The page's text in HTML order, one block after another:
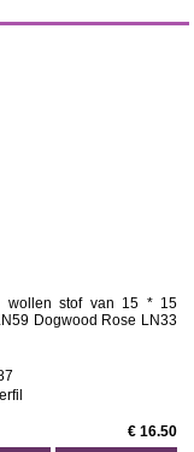
wollen stof van 15 * 15
Dogwood Rose LN33
€ 16.50